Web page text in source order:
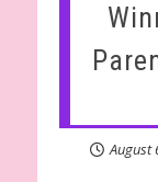
August